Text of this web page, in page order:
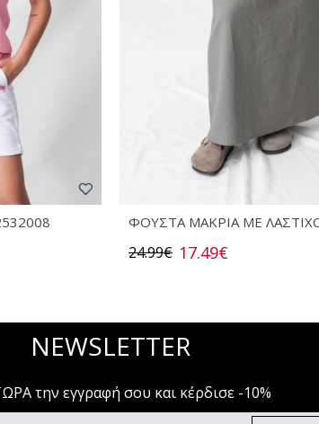
ΦΟΥΣΤΑ ΜΑΚΡΙΑ ΜΕ
17.49€
24.99€
NEWSLETTER
την εγγραφή σου και κέρδισε -10%